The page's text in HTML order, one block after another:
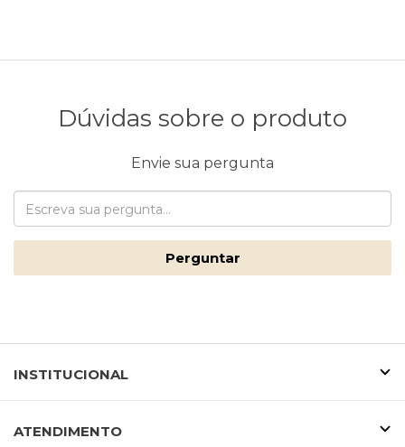
Dúvidas sobre o produto
Envie sua pergunta
Perguntar
INSTITUCIONAL
ATENDIMENTO